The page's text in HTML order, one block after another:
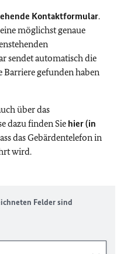
Kontaktformular.
möglichst genaue
sendet automatisch die
Barriere gefunden haben
über das
dazu finden Sie hier (in
das Gebärdentelefon in
wird.
Felder sind